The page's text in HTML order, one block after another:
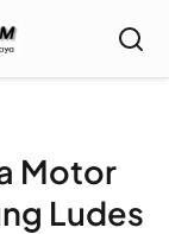
Motor
Ludes